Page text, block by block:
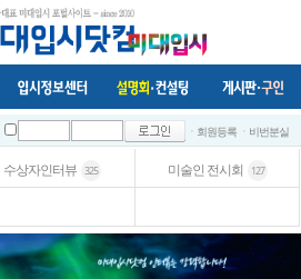
ㆍ회원등록 ㆍ비번분실
수상자인터뷰 325 미술인 전시회 127